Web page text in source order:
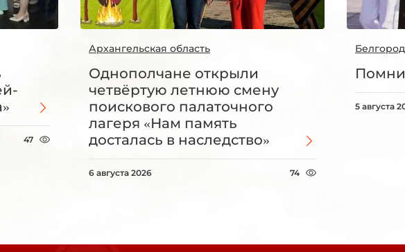
47
Архангельская область
Однополчане открыли
четвёртую летнюю смену
поискового палаточного
лагеря «Нам память
досталась в наследство»
6 августа 2026 74
5 августа